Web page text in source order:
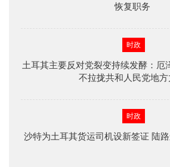
恢复职务
时政
土耳其主要反对党裂变持续发酵：厄
不拉拢共和人民党地
时政
沙特为土耳其货运司机设新签证 陆